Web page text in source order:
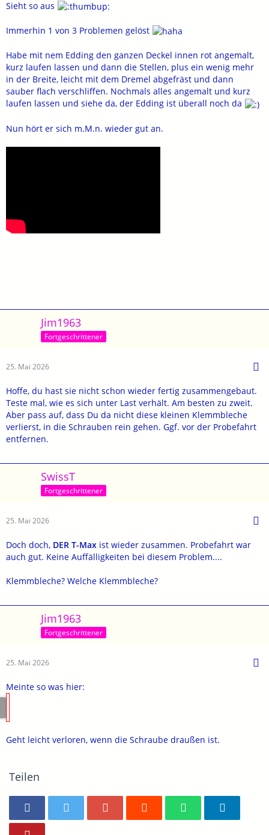
Sieht so aus
Immerhin 1 von 3 Problemen gelöst
Habe mit nem Edding den ganzen Deckel innen rot angemalt,
kurz laufen lassen und dann die Stellen, plus ein wenig mehr
in der Breite, leicht mit dem Dremel abgefräst und dann
sauber flach verschliffen. Nochmals alles angemalt und kurz
laufen lassen und siehe da, der Edding ist überall noch da
Nun hört er sich m.M.n. wieder gut an.
Jim1963
Fortgeschrittener
25. Mai 2026
Hoffe, du hast sie nicht schon wieder fertig zusammengebaut.
Teste mal, wie es sich unter Last verhält. Am besten zu zweit.
Aber pass auf, dass Du da nicht diese kleinen Klemmbleche
verlierst, in die Schrauben rein gehen. Ggf. vor der Probefahrt
entfernen.
SwissT
Fortgeschrittener
25. Mai 2026
Doch doch, DER T-Max ist wieder zusammen. Probefahrt war
auch gut. Keine Auffälligkeiten bei diesem Problem....
Klemmbleche? Welche Klemmbleche?
Jim1963
Fortgeschrittener
25. Mai 2026
Meinte so was hier:
Geht leicht verloren, wenn die Schraube draußen ist.
Teilen